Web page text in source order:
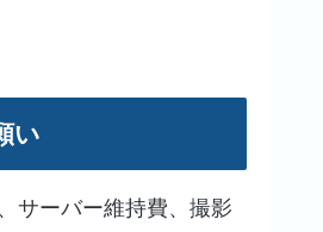
い
サーバー維持費、撮影